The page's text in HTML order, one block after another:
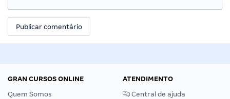
GRAN CURSOS ONLINE
Quem Somos
ATENDIMENTO
Central de ajuda